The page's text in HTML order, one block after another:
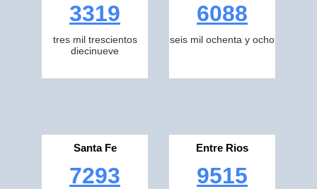
3319
tres mil trescientos
diecinueve
6088
seis mil ochenta y ocho
Santa Fe
7293
Entre Rios
9515